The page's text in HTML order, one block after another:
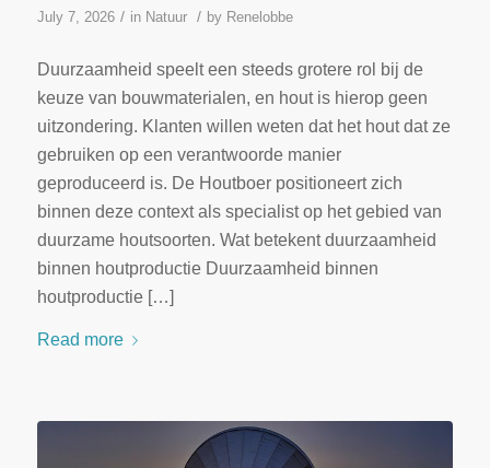
July 7, 2026 / in Natuur / by Renelobbe
Duurzaamheid speelt een steeds grotere rol bij de
keuze van bouwmaterialen, en hout is hierop geen
uitzondering. Klanten willen weten dat het hout dat ze
gebruiken op een verantwoorde manier
geproduceerd is. De Houtboer positioneert zich
binnen deze context als specialist op het gebied van
duurzame houtsoorten. Wat betekent duurzaamheid
binnen houtproductie Duurzaamheid binnen
houtproductie […]
Read more